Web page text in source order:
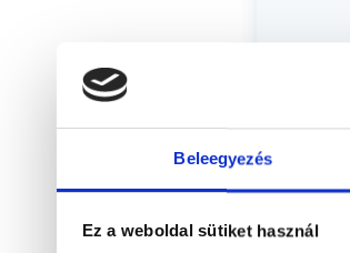
Beleegyezés
Ez a weboldal sütiket használ